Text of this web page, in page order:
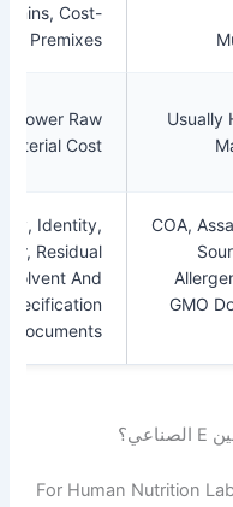
Multivitamins, Cost-
Sensitive Premixes
Usually Lower Raw
Material Cost
COA, Assay, Identity,
Carrier, Residual
Solvent And
Specification
For